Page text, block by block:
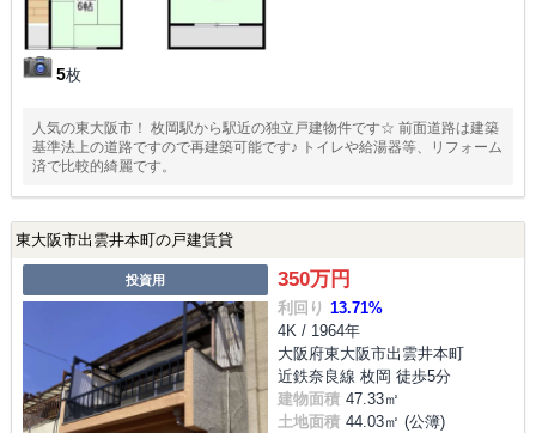
5枚
人気の東大阪市！ 枚岡駅から駅近の独立戸建物件です☆ 前面道路は建築
基準法上の道路ですので再建築可能です♪ トイレや給湯器等、リフォーム
済で比較的綺麗です。
東大阪市出雲井本町の戸建賃貸
投資用 350万円
利回り 13.71%
4K / 1964年
大阪府東大阪市出雲井本町
近鉄奈良線 枚岡 徒歩5分
建物面積 47.33㎡
土地面積 44.03㎡ (公簿)